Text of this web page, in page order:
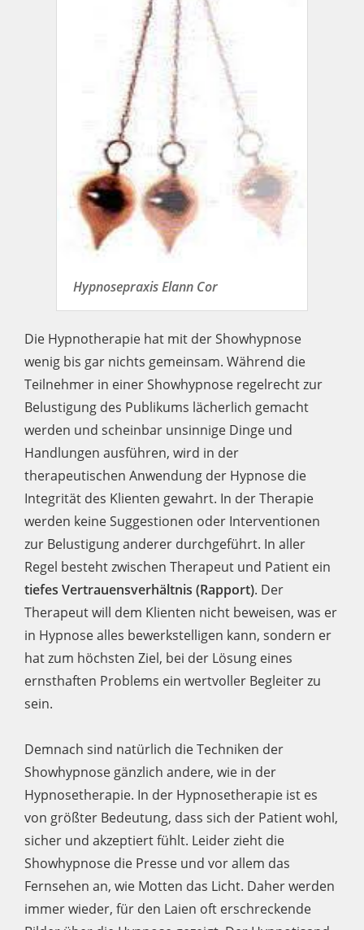
Hypnosepraxis Elann Cor
Die Hypnotherapie hat mit der Showhypnose
wenig bis gar nichts gemeinsam. Während die
Teilnehmer in einer Showhypnose regelrecht zur
Belustigung des Publikums lächerlich gemacht
werden und scheinbar unsinnige Dinge und
Handlungen ausführen, wird in der
therapeutischen Anwendung der Hypnose die
Integrität des Klienten gewahrt. In der Therapie
werden keine Suggestionen oder Interventionen
zur Belustigung anderer durchgeführt. In aller
Regel besteht zwischen Therapeut und Patient ein
tiefes Vertrauensverhältnis (Rapport). Der
Therapeut will dem Klienten nicht beweisen, was er
in Hypnose alles bewerkstelligen kann, sondern er
hat zum höchsten Ziel, bei der Lösung eines
ernsthaften Problems ein wertvoller Begleiter zu
sein.
Demnach sind natürlich die Techniken der
Showhypnose gänzlich andere, wie in der
Hypnosetherapie. In der Hypnosetherapie ist es
von größter Bedeutung, dass sich der Patient wohl,
sicher und akzeptiert fühlt. Leider zieht die
Showhypnose die Presse und vor allem das
Fernsehen an, wie Motten das Licht. Daher werden
immer wieder, für den Laien oft erschreckende